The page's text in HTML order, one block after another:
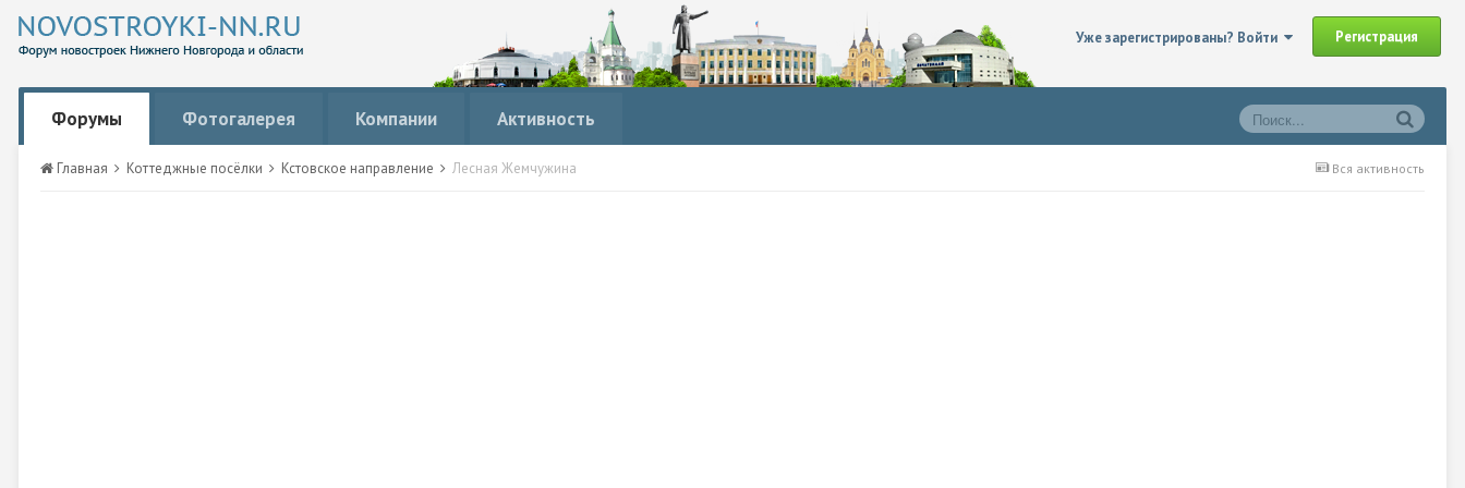
Уже зарегистрированы? Войти Регистрация
Форумы Фотогалерея Компании Активность
Вся активность
Главная Коттеджные посёлки Кстовское направление Лесная Жемчужина